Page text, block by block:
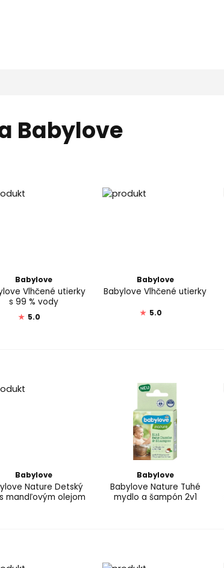
Babylove
Babylove
Vlhčené utierky
s 99 % vody
★ 5.0
Babylove
Babylove Vlhčené utierky
★ 5.0
Babylove
Nature Detský
mandľovým olejom
Babylove
Babylove Nature Tuhé
mydlo a šampón 2v1